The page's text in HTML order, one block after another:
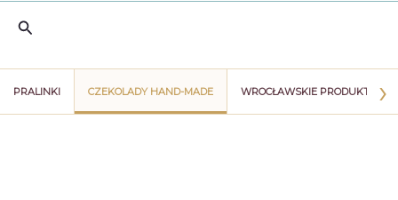
Szukaj
PRALINKI CZEKOLADY HAND-MADE WROCŁAWSKIE PRODUKTY ›